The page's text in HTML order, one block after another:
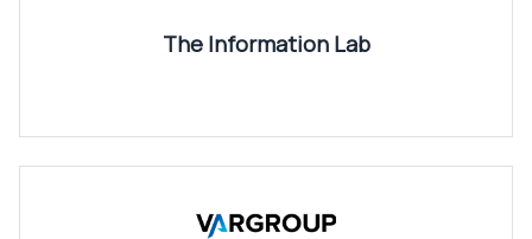
The Information Lab